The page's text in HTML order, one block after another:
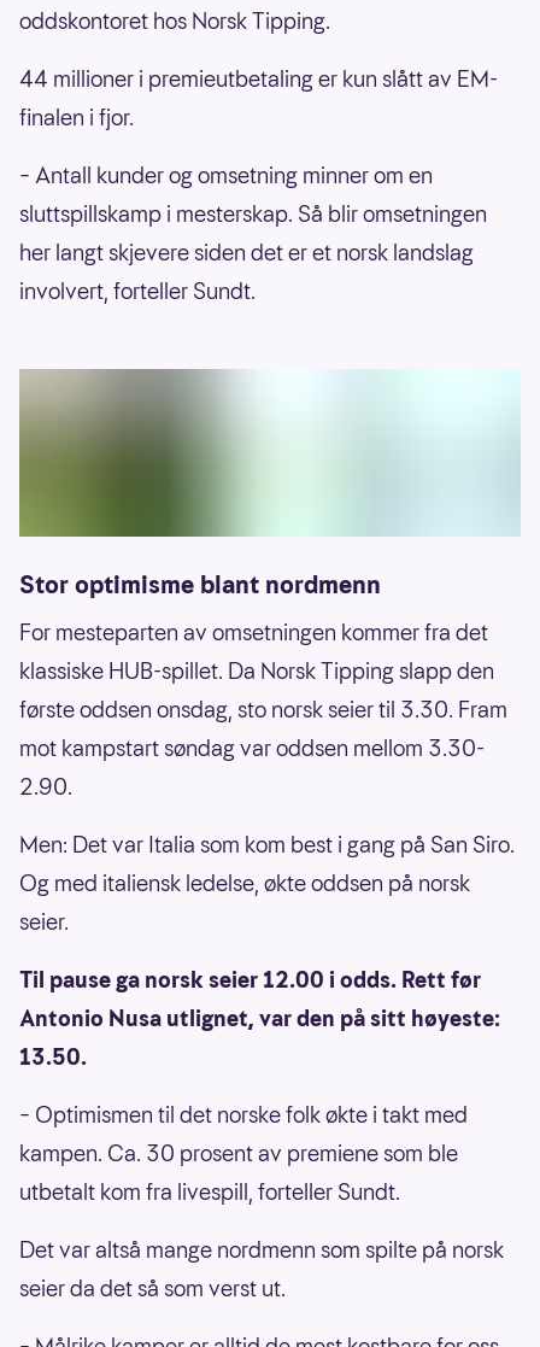
oddskontoret hos Norsk Tipping.
44 millioner i premieutbetaling er kun slått av EM-
finalen i fjor.
– Antall kunder og omsetning minner om en
sluttspillskamp i mesterskap. Så blir omsetningen
her langt skjevere siden det er et norsk landslag
involvert, forteller Sundt.
Stor optimisme blant nordmenn
For mesteparten av omsetningen kommer fra det
klassiske HUB-spillet. Da Norsk Tipping slapp den
første oddsen onsdag, sto norsk seier til 3.30. Fram
mot kampstart søndag var oddsen mellom 3.30-
2.90.
Men: Det var Italia som kom best i gang på San Siro.
Og med italiensk ledelse, økte oddsen på norsk
seier.
Til pause ga norsk seier 12.00 i odds. Rett før
Antonio Nusa utlignet, var den på sitt høyeste:
13.50.
– Optimismen til det norske folk økte i takt med
kampen. Ca. 30 prosent av premiene som ble
utbetalt kom fra livespill, forteller Sundt.
Det var altså mange nordmenn som spilte på norsk
seier da det så som verst ut.